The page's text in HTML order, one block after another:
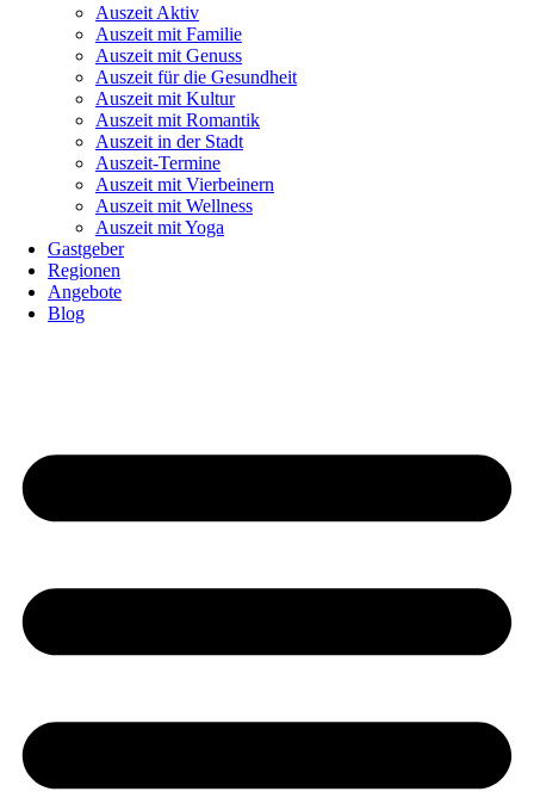
Auszeit Aktiv
Auszeit mit Familie
Auszeit mit Genuss
Auszeit für die Gesundheit
Auszeit mit Kultur
Auszeit mit Romantik
Auszeit in der Stadt
Auszeit-Termine
Auszeit mit Vierbeinern
Auszeit mit Wellness
Auszeit mit Yoga
Gastgeber
Regionen
Angebote
Blog